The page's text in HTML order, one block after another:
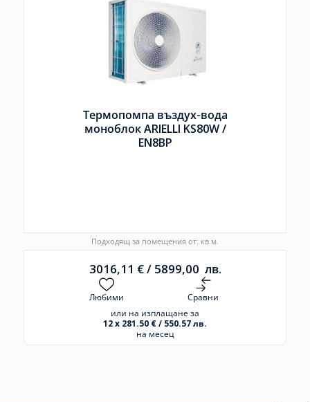
Термопомпа въздух-вода
моноблок ARIELLI KS80W /
EN8BP
Подходящ за помещения от: кв.м.
3016,11 €/ 5899,00 лв.
Любими
Сравни
или на изплащане за
12 x 281.50 € / 550.57 лв.
на месец